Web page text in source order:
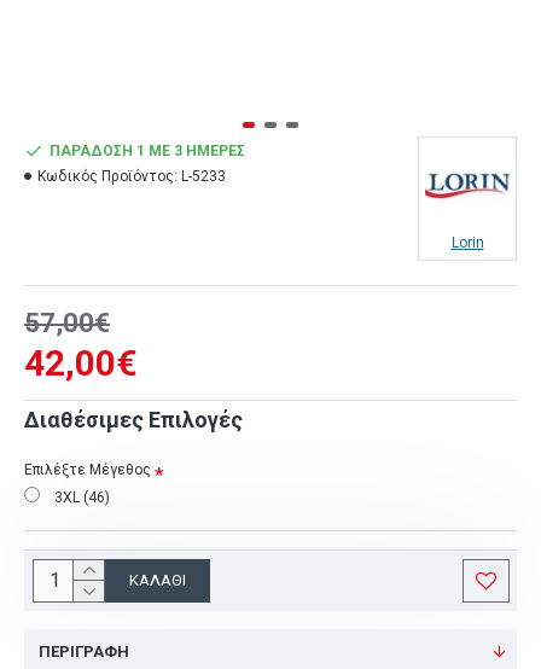
42,00€
57,00€
ΠΑΡΆΔΟΣΗ 1 ΜΕ 3 ΗΜΈΡΕΣ
Κωδικός Προϊόντος: L-5233
Lorin
Διαθέσιμες Επιλογές
Επιλέξτε Μέγεθος
3XL (46)
ΚΑΛΆΘΙ
ΠΕΡΙΓΡΑΦΉ